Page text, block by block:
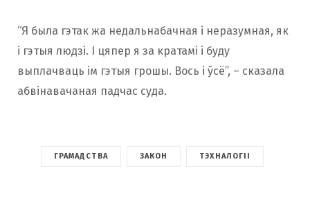
“Я была гэтак жа недальнабачная і неразумная, як
і гэтыя людзі. І цяпер я за кратамі і буду
выплачваць ім гэтыя грошы. Вось і ўсё”, – сказала
абвінавачаная падчас суда.
ГРАМАДСТВА ЗАКОН ТЭХНАЛОГІІ